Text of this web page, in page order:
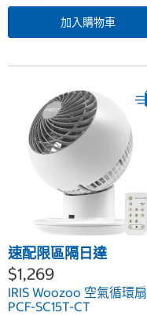
加入購物車
速配限區隔日達
$1,269
IRIS Woozoo 空氣循環扇
PCF-SC15T-CT